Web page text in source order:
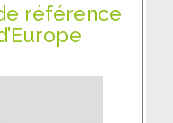
référence